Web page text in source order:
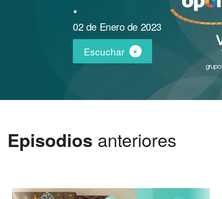
.
02 de Enero de 2023
Escuchar
Episodios anteriores